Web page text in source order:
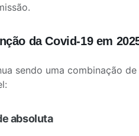
da Covid-19 em
sendo uma combinação
absoluta